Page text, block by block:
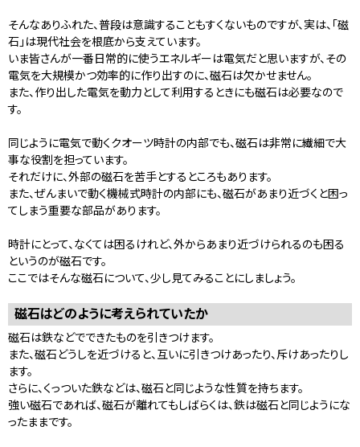
そんなありふれた、普段は意識することもすくないものですが、実は、「磁
石」は現代社会を根底から支えています。
いま皆さんが一番日常的に使うエネルギーは電気だと思いますが、その
電気を大規模かつ効率的に作り出すのに、磁石は欠かせません。
また、作り出した電気を動力として利用するときにも磁石は必要なので
す。
同じように電気で動くクオーツ時計の内部でも、磁石は非常に繊細で大
事な役割を担っています。
それだけに、外部の磁石を苦手とするところもあります。
また、ぜんまいで動く機械式時計の内部にも、磁石があまり近づくと困っ
てしまう重要な部品があります。
時計にとって、なくては困るけれど、外からあまり近づけられるのも困る
というのが磁石です。
ここではそんな磁石について、少し見てみることにしましょう。
磁石はどのように考えられていたか
磁石は鉄などでできたものを引きつけます。
また、磁石どうしを近づけると、互いに引きつけあったり、斥けあったりし
ます。
さらに、くっついた鉄などは、磁石と同じような性質を持ちます。
強い磁石であれば、磁石が離れてもしばらくは、鉄は磁石と同じようにな
ったままです。